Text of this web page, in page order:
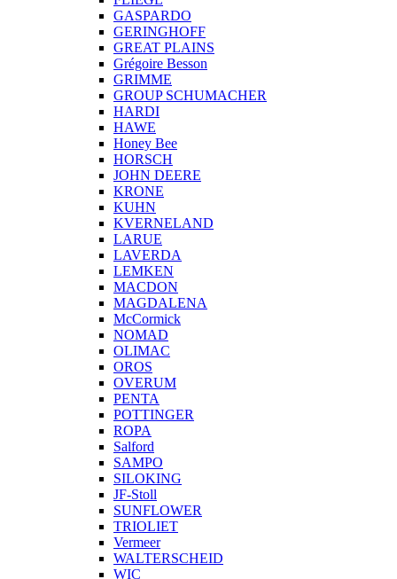
GASPARDO
GERINGHOFF
GREAT PLAINS
Grégoire Besson
GRIMME
GROUP SCHUMACHER
HARDI
HAWE
Honey Bee
HORSCH
JOHN DEERE
KRONE
KUHN
KVERNELAND
LARUE
LAVERDA
LEMKEN
MACDON
MAGDALENA
McCormick
NOMAD
OLIMAC
OROS
OVERUM
PENTA
POTTINGER
ROPA
Salford
SAMPO
SILOKING
JF-Stoll
SUNFLOWER
TRIOLIET
Vermeer
WALTERSCHEID
WIC